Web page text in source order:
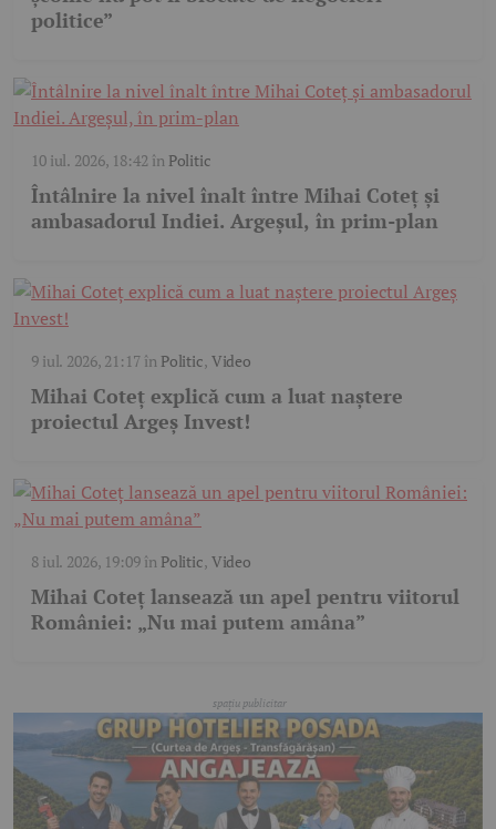
politice”
10 iul. 2026, 18:42 în Politic
Întâlnire la nivel înalt între Mihai Coteț și
ambasadorul Indiei. Argeșul, în prim-plan
9 iul. 2026, 21:17în Politic, Video
Mihai Coteț explică cum a luat naștere
proiectul Argeș Invest!
8 iul. 2026, 19:09în Politic, Video
Mihai Coteț lansează un apel pentru viitorul
României: „Nu mai putem amâna”